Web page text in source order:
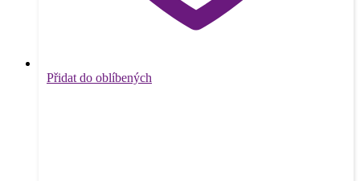
Přidat do oblíbených